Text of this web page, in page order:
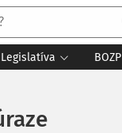
Legislatíva BOZP